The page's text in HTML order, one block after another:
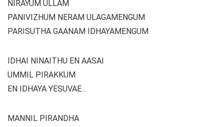
NIRAYUM ULLAM
PANIVIZHUM NERAM ULAGAMENGUM
PARISUTHA GAANAM IDHAYAMENGUM
IDHAI NINAITHU EN AASAI
UMMIL PIRAKKUM
EN IDHAYA YESUVAE…
MANNIL PIRANDHA